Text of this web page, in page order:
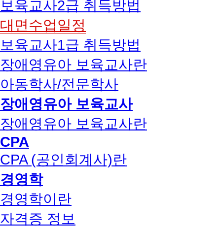
보육교사2급 취득방법
대면수업일정
보육교사1급 취득방법
장애영유아 보육교사란
아동학사/전문학사
장애영유아 보육교사
장애영유아 보육교사란
CPA
CPA (공인회계사)란
경영학
경영학이란
자격증 정보